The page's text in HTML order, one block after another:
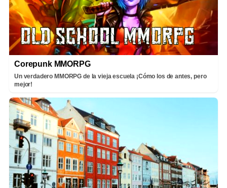
Corepunk MMORPG
Un verdadero MMORPG de la vieja escuela ¡Cómo los de antes, pero
mejor!